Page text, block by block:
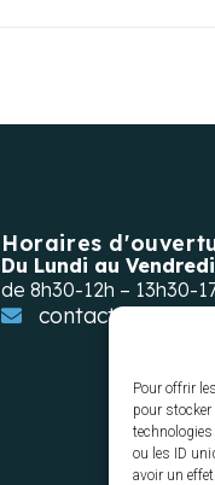
Pour offrir
pour
ou les ID
avoir un
Horaires
Du Lundi au
de 8h30-12h – 13h30-